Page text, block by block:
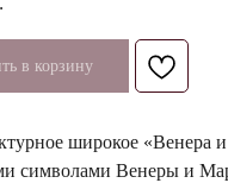
в корзину
широкое «Венера
символами Венеры и